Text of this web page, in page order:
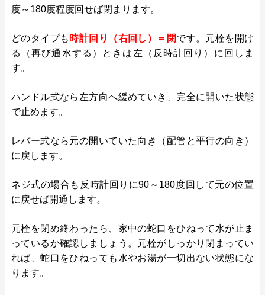
度～180度程度回せば閉まります。
どのタイプも 時計回り（右回し）＝閉です。元栓を開け
る（再び通水する）ときは左（反時計回り）に回しま
す。
ハンドル式なら左方向へ緩めていき、完全に開いた状態
で止めます。
レバー式なら元の開いていた向き（配管と平行の向き）
に戻します。
ネジ式の場合も反時計回りに90～180度回して元の位置
に戻せば開通します。
元栓を閉め終わったら、家中の蛇口をひねって水が止ま
っているか確認しましょう。元栓がしっかり閉まってい
れば、蛇口をひねっても水やお湯が一切出ない状態にな
ります。